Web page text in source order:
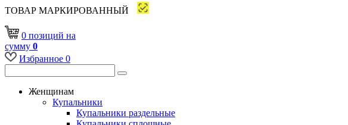
ТОВАР МАРКИРОВАННЫЙ
0 позиций на
сумму 0
Избранное 0
Женщинам
Купальники
Купальники раздельные